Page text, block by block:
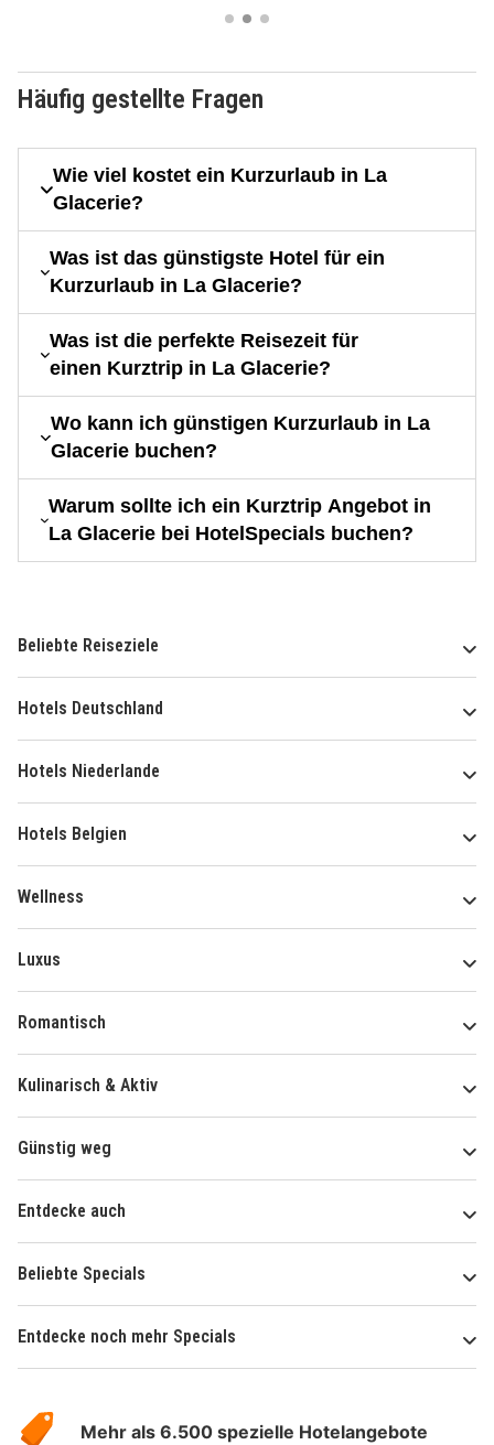
Häufig gestellte Fragen
Wie viel kostet ein Kurzurlaub in La
Glacerie?
Was ist das günstigste Hotel für ein
Kurzurlaub in La Glacerie?
Was ist die perfekte Reisezeit für
einen Kurztrip in La Glacerie?
Wo kann ich günstigen Kurzurlaub in La
Glacerie buchen?
Warum sollte ich ein Kurztrip Angebot in
La Glacerie bei HotelSpecials buchen?
Beliebte Reiseziele
Hotels Deutschland
Hotels Niederlande
Hotels Belgien
Wellness
Luxus
Romantisch
Kulinarisch & Aktiv
Günstig weg
Entdecke auch
Beliebte Specials
Entdecke noch mehr Specials
Hotelspecials
Mehr als 6.500 spezielle Hotelangebote